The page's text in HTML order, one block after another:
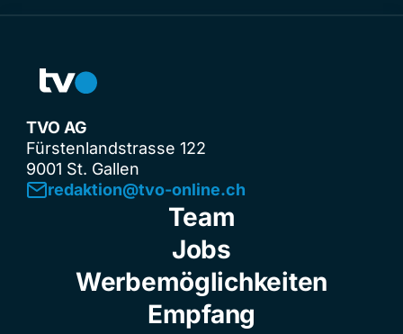
TVO AG
Fürstenlandstrasse 122
9001 St. Gallen
redaktion@tvo-online.ch
Team
Jobs
Werbemöglichkeiten
Empfang